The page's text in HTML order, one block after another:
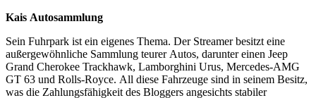
Kais Autosammlung
Sein Fuhrpark ist ein eigenes Thema. Der Streamer besitzt eine
außergewöhnliche Sammlung teurer Autos, darunter einen Jeep
Grand Cherokee Trackhawk, Lamborghini Urus, Mercedes-AMG
GT 63 und Rolls-Royce. All diese Fahrzeuge sind in seinem Besitz,
was die Zahlungsfähigkeit des Bloggers angesichts stabiler